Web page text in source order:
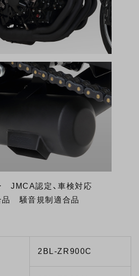
JMCA認定、車検対応
品 騒音規制適合品
2BL-ZR900C